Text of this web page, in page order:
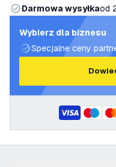
Darmowa wysyłkaod
Wybierz dla biznesu
Specjalne ceny